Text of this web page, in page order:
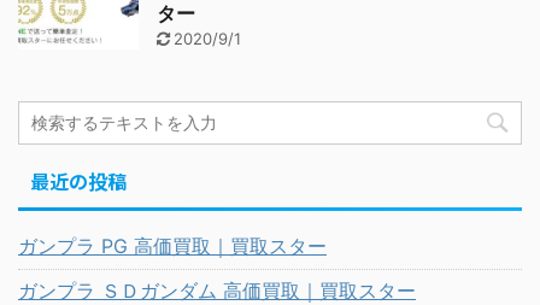
ター
2020/9/1
最近の投稿
ガンプラ PG 高価買取｜買取スター
ガンプラ ＳＤガンダム 高価買取｜買取スター